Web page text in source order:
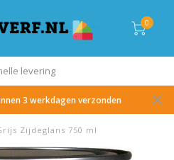
0
levering
3 werkdagen verzonden
Zijdeglans 750 ml